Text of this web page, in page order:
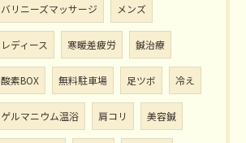
バリニーズマッサージ メンズ
レディース 寒暖差疲労 鍼治療
酸素BOX 無料駐車場 足ツボ 冷え
ゲルマニウム温浴 肩コリ 美容鍼